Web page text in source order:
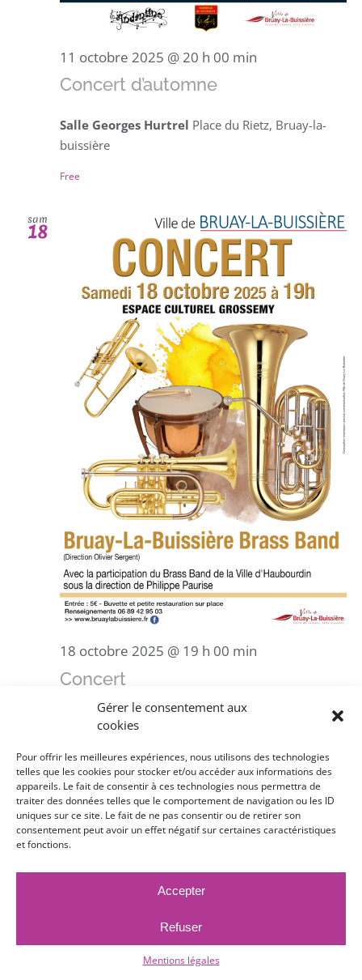
Gérer le consentement aux
cookies
Pour offrir les meilleures expériences, nous utilisons des technologies
telles que les cookies pour stocker et/ou accéder aux informations des
appareils. Le fait de consentir à ces technologies nous permettra de
traiter des données telles que le comportement de navigation ou les ID
uniques sur ce site. Le fait de ne pas consentir ou de retirer son
consentement peut avoir un effet négatif sur certaines caractéristiques
et fonctions.
Accepter
Refuser
Mentions légales
11 octobre 2025 @ 20 h 00 min
Concert d’automne
Salle Georges Hurtrel Place du Rietz, Bruay-la-
buissière
Free
sam
18
18 octobre 2025 @ 19 h 00 min
Concert
Espace Culturel Grossemy
5€
ven
24